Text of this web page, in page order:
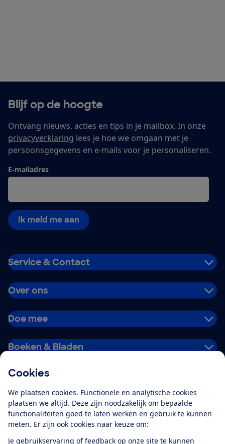
Cookies
We plaatsen cookies. Functionele en analytische cookies
plaatsen we altijd. Deze zijn noodzakelijk om bepaalde
functionaliteiten goed te laten werken en gebruik te kunnen
meten. Er zijn ook cookies naar keuze om:
Je gebruikservaring of feedback op onze site te kunnen
Blijf op de hoogte
Ontvang nieuws, acties en tips in je mailbox. In onze
privacyverklaring lees je hoe we omgaan met je
persoonsgegevens en e-mails voor je personaliseren.
E-mailadres
Ik meld me aan
Service & Contact
Over ons
Doe mee
Boeken & Bladen
Alles over de